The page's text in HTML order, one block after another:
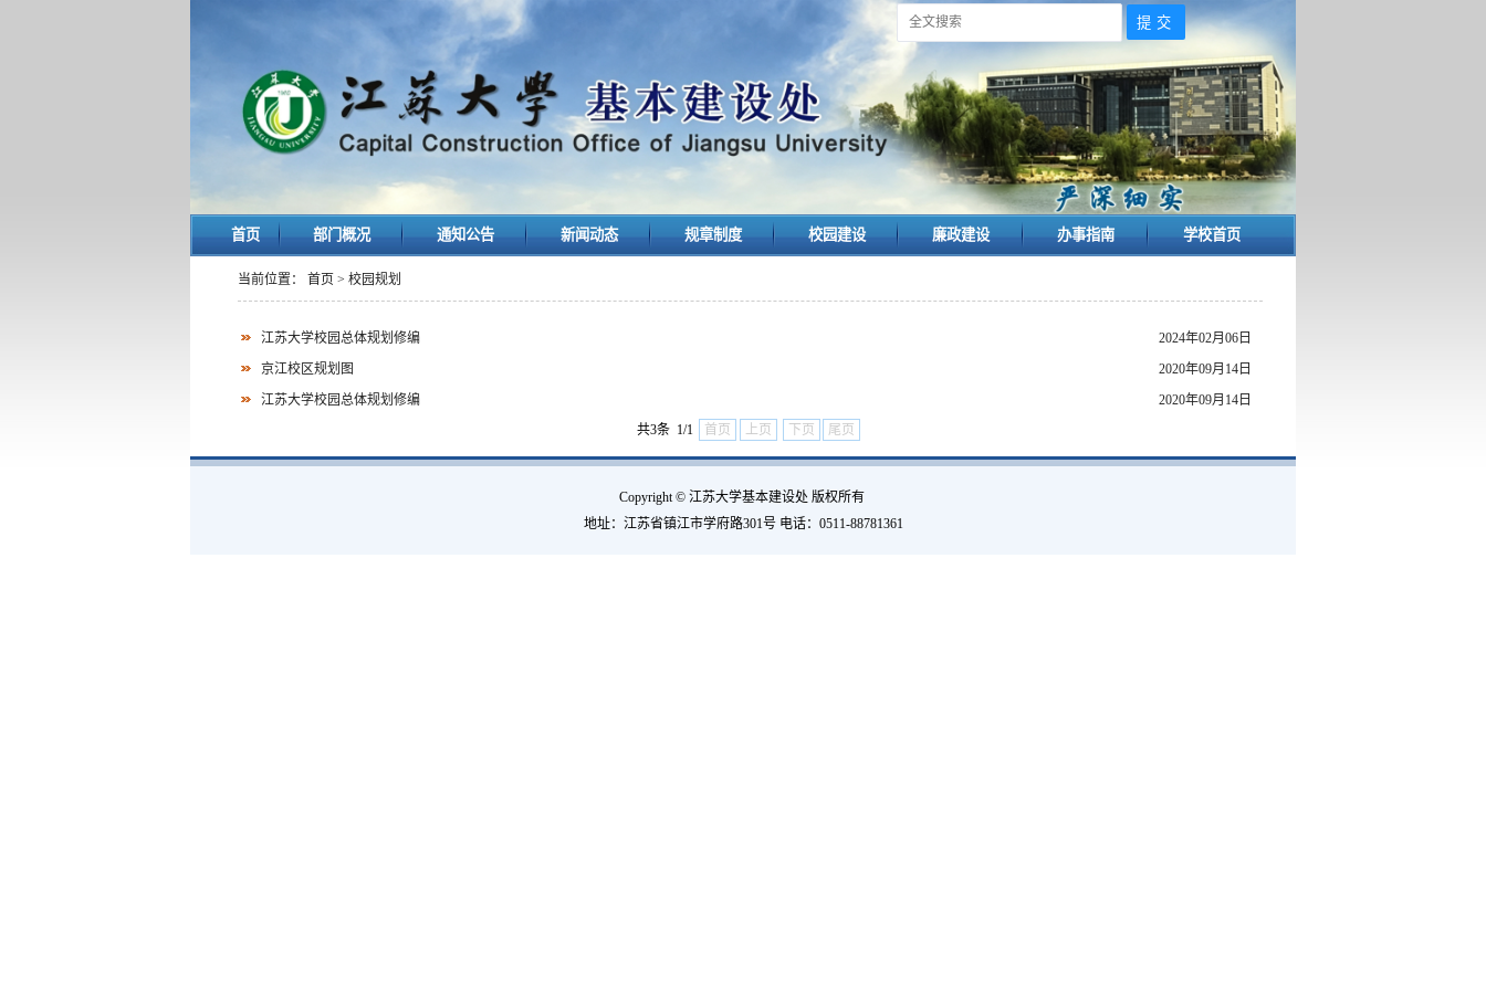
首页 部门概况 通知公告 新闻动态 规章制度 校园建设 廉政建设 办事指南 学校首页
当前位置： 首页 > 校园规划
江苏大学校园总体规划修编
2024年02月06日
京江校区规划图
2020年09月14日
江苏大学校园总体规划修编
2020年09月14日
共3条 1/1
首页 上页 下页 尾页
Copyright © 江苏大学基本建设处 版权所有
地址：江苏省镇江市学府路301号电话：0511-88781361